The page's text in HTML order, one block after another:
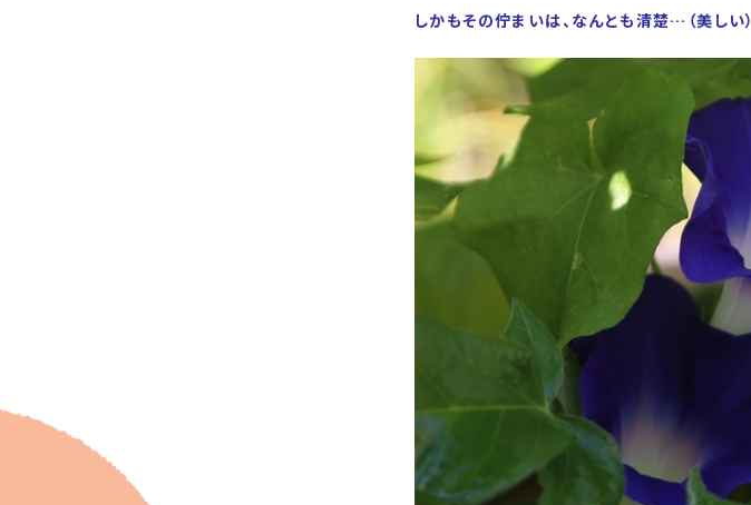
しかもその佇まいは、なんとも清楚…（美しい）